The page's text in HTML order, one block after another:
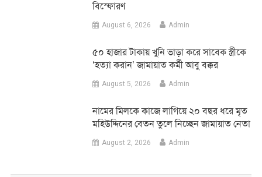
বিস্ফোরণ
August 6, 2026 Admin
৫০ হাজার টাকায় খুনি ভাড়া করে সাবেক স্ত্রীকে
‘হত্যা করান’ জামায়াত কর্মী আবু বক্কর
August 5, 2026 Admin
নামের মিলকে কাজে লাগিয়ে ২০ বছর ধরে মৃত
মহিউদ্দিনের বেতন তুলে নিচ্ছেন জামায়াত নেতা
August 2, 2026 Admin